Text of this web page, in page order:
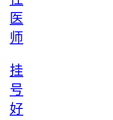
医
师
挂
号
好